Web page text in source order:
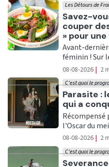
Ecouter
Savez-
couper
» pour
Les Détours de
Avant-
féminin ! Sur
08-08-2026 | 2
Ecouter
Parasite :
qui a
C'est quoi le
Récompensé
l'Oscar du
08-08-2026 | 2
Ecouter
C'est quoi le